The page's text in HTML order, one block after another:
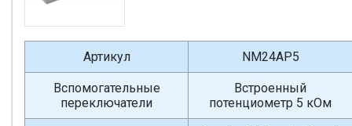
Артикул NM24AP5
Вспомогательные
переключатели
Встроенный
потенциометр 5 кОм